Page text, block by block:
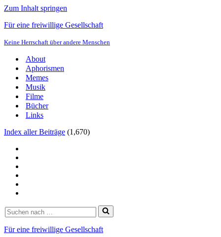
Zum Inhalt springen
Für eine freiwillige Gesellschaft
Keine Herrschaft über andere Menschen
About
Aphorismen
Memes
Musik
Filme
Bücher
Links
Index aller Beiträge (1,670)
Suchen
nach …
Für eine freiwillige Gesellschaft